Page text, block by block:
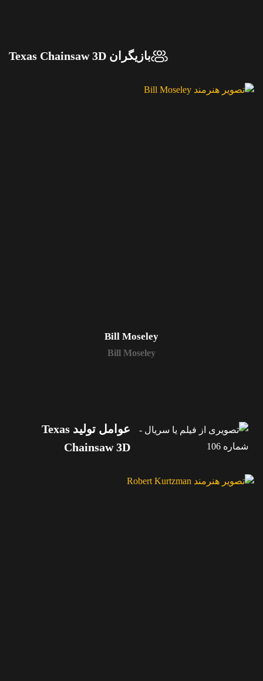
بازیگران Texas Chainsaw 3D
Bill Moseley
Bill Moseley
عوامل تولید Texas
Chainsaw 3D